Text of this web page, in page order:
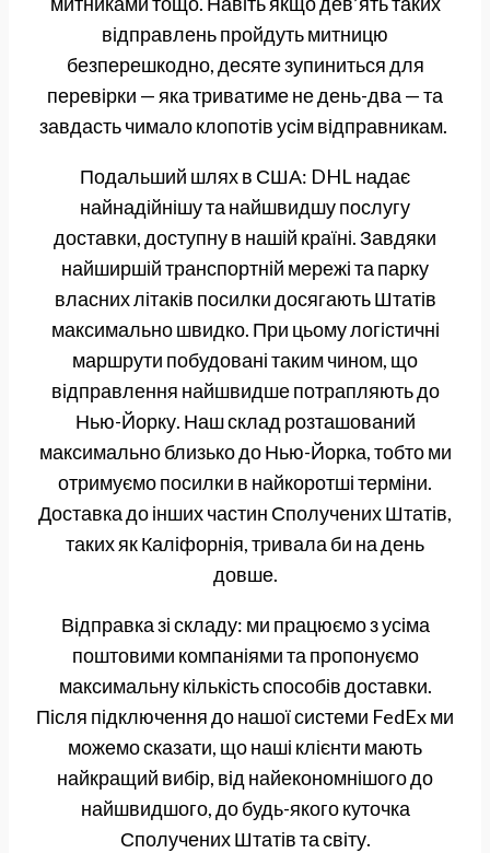
відправлень пройдуть митницю
безперешкодно, десяте зупиниться для
перевірки — яка триватиме не день-два — та
завдасть чимало клопотів усім відправникам.
Подальший шлях в США: DHL надає
найнадійнішу та найшвидшу послугу
доставки, доступну в нашій країні. Завдяки
найширшій транспортній мережі та парку
власних літаків посилки досягають Штатів
максимально швидко. При цьому логістичні
маршрути побудовані таким чином, що
відправлення найшвидше потрапляють до
Нью-Йорку. Наш склад розташований
максимально близько до Нью-Йорка, тобто ми
отримуємо посилки в найкоротші терміни.
Доставка до інших частин Сполучених Штатів,
таких як Каліфорнія, тривала би на день
довше.
Відправка зі складу: ми працюємо з усіма
поштовими компаніями та пропонуємо
максимальну кількість способів доставки.
Після підключення до нашої системи FedEx ми
можемо сказати, що наші клієнти мають
найкращий вибір, від найекономнішого до
найшвидшого, до будь-якого куточка
Сполучених Штатів та світу.